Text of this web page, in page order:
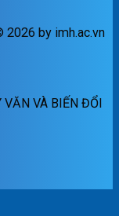
2026 by imh.ac.vn
VÀ BIẾN ĐỔI